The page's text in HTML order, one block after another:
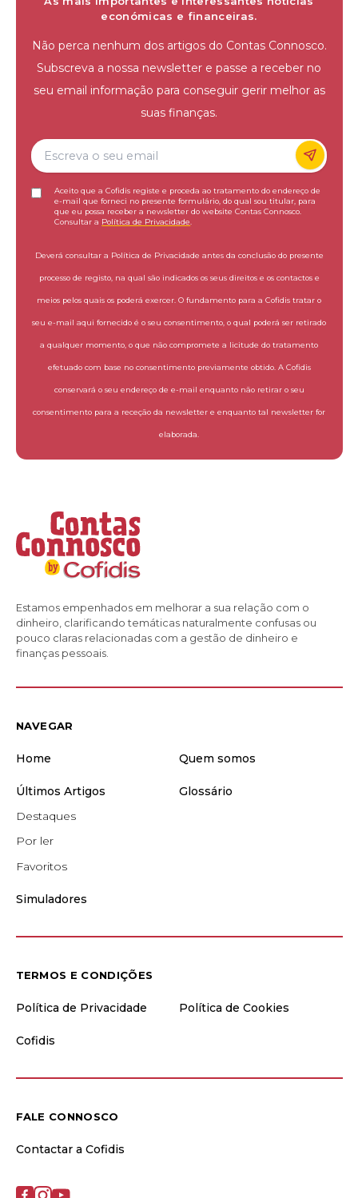
económicas e financeiras.
Não perca nenhum dos artigos do Contas Connosco.
Subscreva a nossa newsletter e passe a receber no
seu email informação para conseguir gerir melhor as
suas finanças.
Aceito que a Cofidis registe e proceda ao tratamento do endereço de
e-mail que forneci no presente formulário, do qual sou titular, para
que eu possa receber a newsletter do website Contas Connosco.
Consultar a Política de Privacidade
Deverá consultar a Política de Privacidade antes da conclusão do presente
processo de registo, na qual são indicados os seus direitos e os contactos e
meios pelos quais os poderá exercer. O fundamento para a Cofidis tratar o
seu e-mail aqui fornecido é o seu consentimento, o qual poderá ser retirado
a qualquer momento, o que não compromete a licitude do tratamento
efetuado com base no consentimento previamente obtido. A Cofidis
conservará o seu endereço de e-mail enquanto não retirar o seu
consentimento para a receção da newsletter e enquanto tal newsletter for
elaborada.
Estamos empenhados em melhorar a sua relação com o
dinheiro, clarificando temáticas naturalmente confusas ou
pouco claras relacionadas com a gestão de dinheiro e
finanças pessoais.
NAVEGAR
Home Quem somos
Últimos Artigos
Destaques
Por ler
Favoritos
Glossário
Simuladores
TERMOS E CONDIÇÕES
Política de Privacidade Política de Cookies
Cofidis
FALE CONNOSCO
Contactar a Cofidis